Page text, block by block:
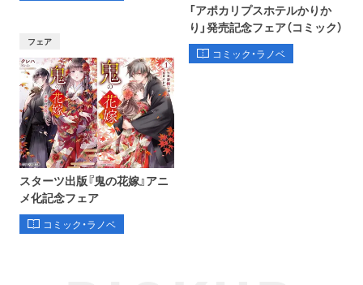
フェア
スターツ出版『鬼の花嫁』アニ
メ化記念フェア
コミック・ラノベ
「アポカリプスホテルかりか
り」発売記念フェア（コミック）
コミック・ラノベ